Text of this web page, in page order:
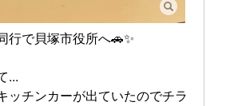
行で貝塚市役所へ🚗✨
...
ッチンカーが出ていたのでチラ